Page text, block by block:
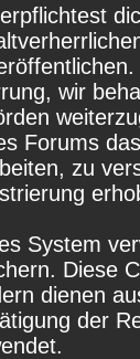
wir
Forums
zu
System
Diese
dienen
der